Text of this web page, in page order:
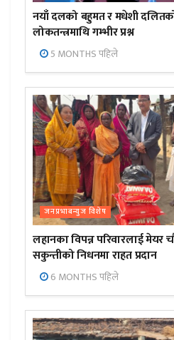
नयाँ दलको बहुमत र मधेशी
लोकतन्त्रमाथि गम्भीर प्रश्न
5 MONTHS पहिले
जनप्रभाबन्युज विशेष
लहानका विपन्न परिवारलाई मेयर
सकुन्तीको निधनमा राहत प्रदान
6 MONTHS पहिले